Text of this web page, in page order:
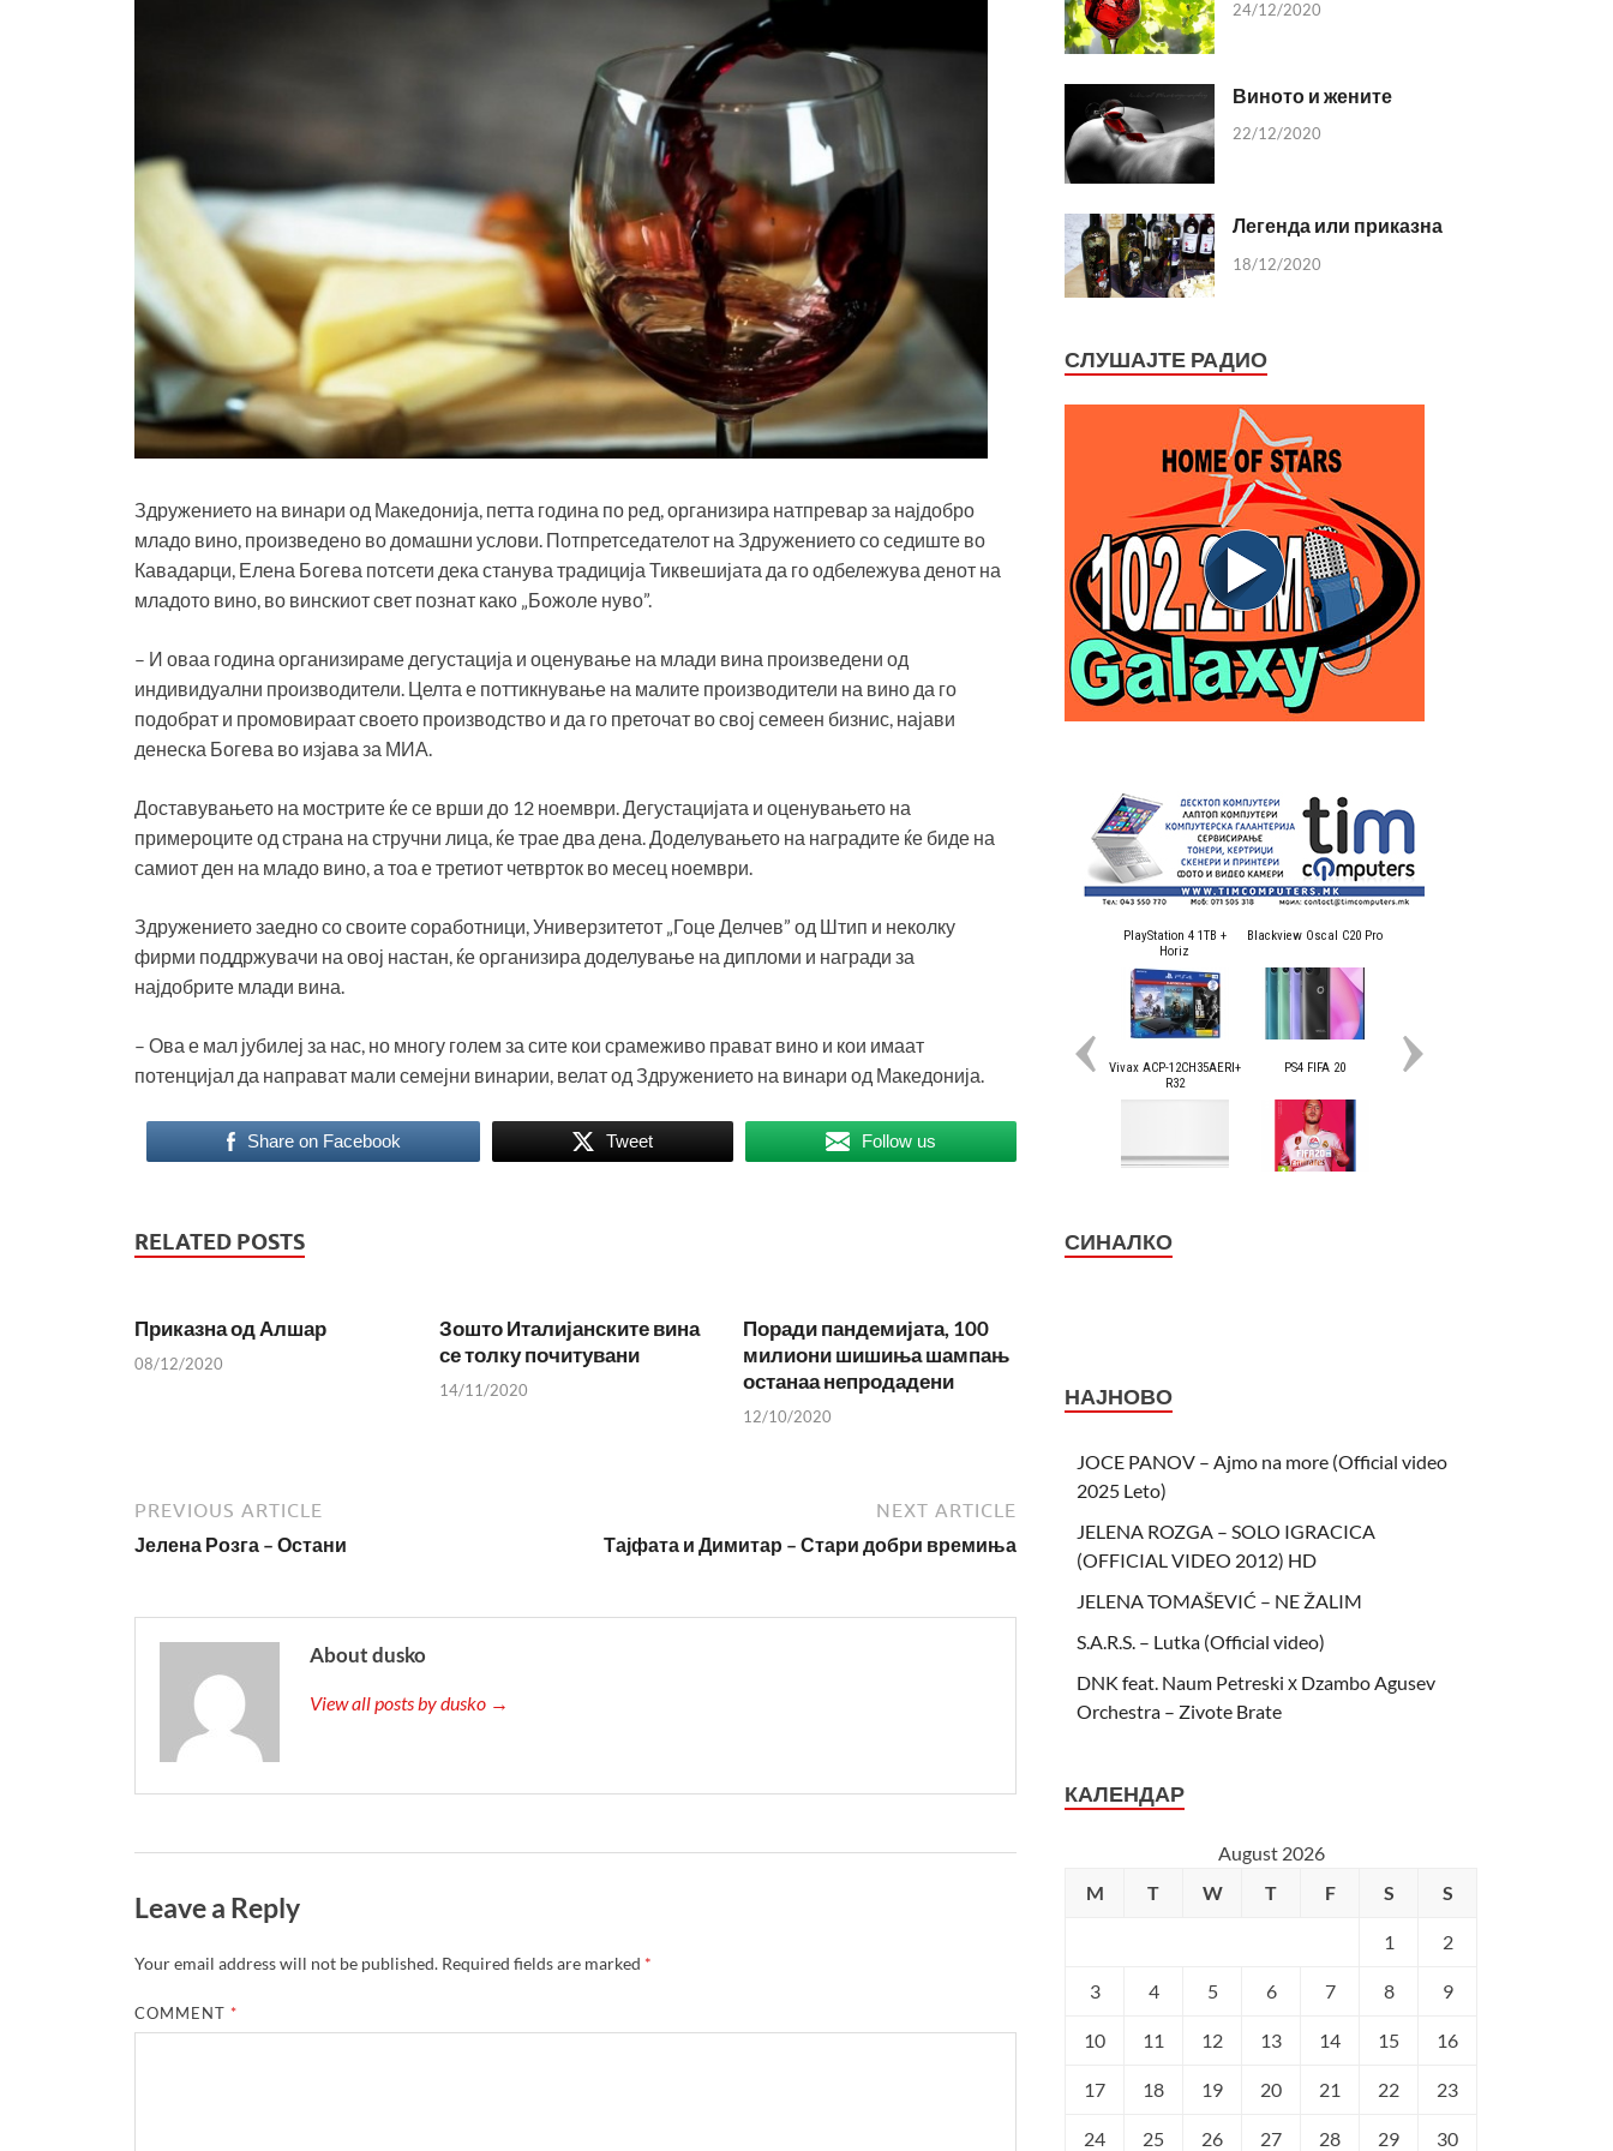
Здружението на винари од Македонија, петта година по ред, организира натпревар за најдобро
младо вино, произведено во домашни услови. Потпретседателот на Здружението со седиште во
Кавадарци, Елена Богева потсети дека станува традиција Тиквешијата да го одбележува денот на
младото вино, во винскиот свет познат како „Божоле нуво”.
– И оваа година организираме дегустација и оценување на млади вина произведени од
индивидуални производители. Целта е поттикнување на малите производители на вино да го
подобрат и промовираат своето производство и да го преточат во свој семеен бизнис, најави
денеска Богева во изјава за МИА.
Доставувањето на мострите ќе се врши до 12 ноември. Дегустацијата и оценувањето на
примероците од страна на стручни лица, ќе трае два дена. Доделувањето на наградите ќе биде на
самиот ден на младо вино, а тоа е третиот четврток во месец ноември.
Здружението заедно со своите соработници, Универзитетот „Гоце Делчев” од Штип и неколку
фирми поддржувачи на овој настан, ќе организира доделување на дипломи и награди за
најдобрите млади вина.
– Ова е мал јубилеј за нас, но многу голем за сите кои срамеживо прават вино и кои имаат
потенцијал да направат мали семејни винарии, велат од Здружението на винари од Македонија.
Share on Facebook Tweet Follow us
RELATED POSTS
Приказна од Алшар
08/12/2020
Зошто Италијанските вина
се толку почитувани
14/11/2020
Поради пандемијата, 100
милиони шишиња шампањ
останаа непродадени
12/10/2020
PREVIOUS ARTICLE
Јелена Розга – Остани
NEXT ARTICLE
Тајфата и Димитар – Стари добри времиња
About dusko
View all posts by dusko →
Leave a Reply
Your email address will not be published. Required fields are marked *
COMMENT*
24/12/2020
Виното и жените
22/12/2020
Легенда или приказна
18/12/2020
СЛУШАЈТЕ РАДИО
СИНАЛКО
НАЈНОВО
JOCE PANOV – Ajmo na more (Official video
2025 Leto)
JELENA ROZGA – SOLO IGRACICA
(OFFICIAL VIDEO 2012) HD
JELENA TOMAŠEVIĆ – NE ŽALIM
S.A.R.S. – Lutka (Official video)
DNK feat. Naum Petreski х Dzambo Agusev
Orchestra – Zivote Brate
КАЛЕНДАР
August 2026
M
T W T F S S
1 2
3 4 5 6 7 8 9
10 11 12 13 14 15 16
17 18 19 20 21 22 23
24 25 26 27 28 29 30